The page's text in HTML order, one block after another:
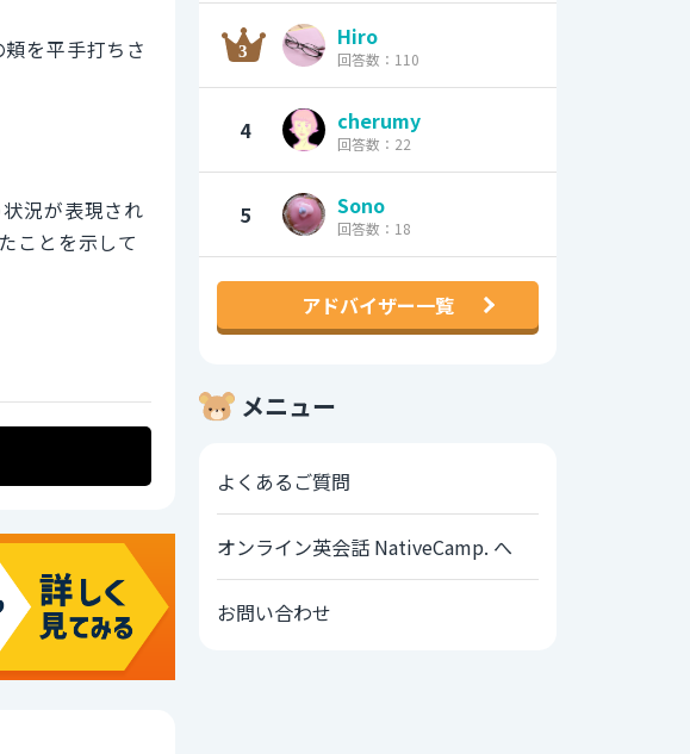
を平手打ちさ
況が表現され
ことを示して
Hiro
回答数：110
4 cherumy
回答数：22
5 Sono
回答数：18
アドバイザー一覧
メニュー
よくあるご質問
オンライン英会話 NativeCamp. へ
お問い合わせ